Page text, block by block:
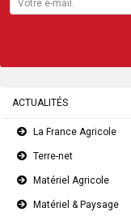
ACTUALITÉS
La France Agricole
Terre-net
Matériel Agricole
Matériel & Paysage